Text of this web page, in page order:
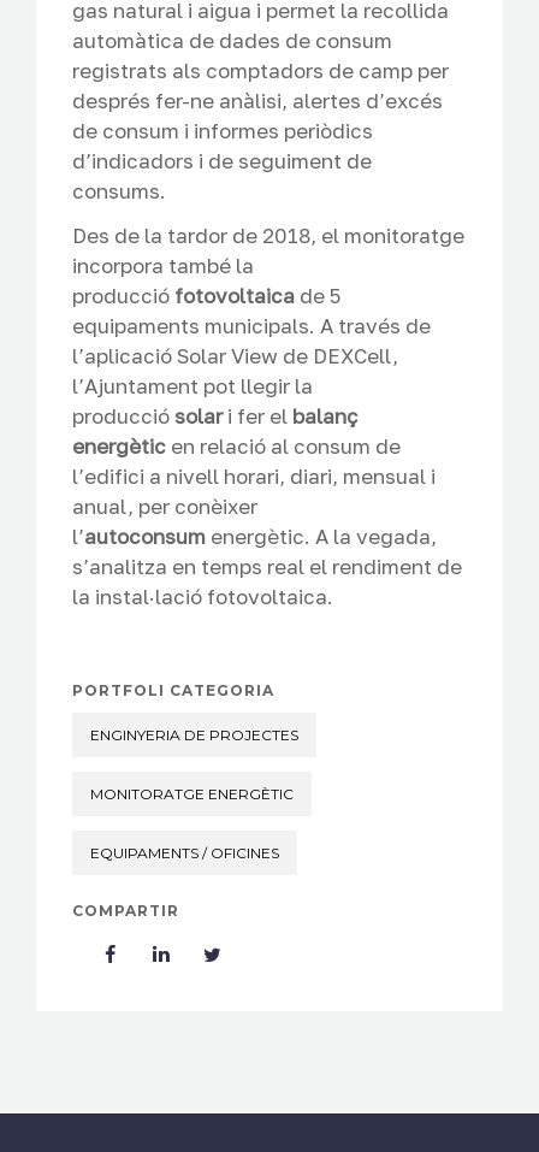
gas natural i aigua i permet la recollida
automàtica de dades de consum
registrats als comptadors de camp per
després fer-ne anàlisi, alertes d’excés
de consum i informes periòdics
d’indicadors i de seguiment de
consums.
Des de la tardor de 2018, el monitoratge
incorpora també la
producció fotovoltaica de 5
equipaments municipals. A través de
l’aplicació Solar View de DEXCell,
l’Ajuntament pot llegir la
producció solari fer el balanç
energètic en relació al consum de
l’edifici a nivell horari, diari, mensual i
anual, per conèixer
l’autoconsum energètic. A la vegada,
s’analitza en temps real el rendiment de
la instal·lació fotovoltaica.
PORTFOLI CATEGORIA
ENGINYERIA DE PROJECTES
MONITORATGE ENERGÈTIC
EQUIPAMENTS / OFICINES
COMPARTIR